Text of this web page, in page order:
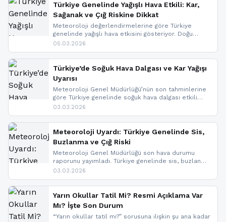
Türkiye Genelinde Yağışlı Hava Etkili: Kar,
Sağanak ve Çığ Riskine Dikkat
Meteoroloji değerlendirmelerine göre Türkiye
genelinde yağışlı hava etkisini gösteriyor. Doğu
bölgelerinde kar yağışı beklenirken Marmara ve
ise çığ tehlikesi bulunuyor. İç kesimlerde sis ve pus
nedeniyle görüş mesafesinde azalma
yaşanabileceği belirtiliyor.
05.03.2026
Türkiye’de Soğuk Hava Dalgası ve Kar Yağışı
Uyarısı
Meteoroloji Genel Müdürlüğü’nün son tahminlerine
göre Türkiye genelinde soğuk hava dalgası etkili
oluyor. Birçok il için kar yağışı ve buzlanma uyarısı
03.03.2026
Meteoroloji Uyardı: Türkiye Genelinde Sis,
Buzlanma ve Çığ Riski
Meteoroloji Genel Müdürlüğü son hava durumu
raporunu yayımladı. Türkiye genelinde sis, buzlanma
ve don beklenirken Doğu Anadolu ve Doğu
yapıldı. İşte son dakika meteoroloji gelişmeleri.
03.03.2026
Yarın Okullar Tatil Mi? Resmi Açıklama Var
Mı? İşte Son Durum
“Yarın okullar tatil mi?” sorusuna ilişkin şu ana kadar